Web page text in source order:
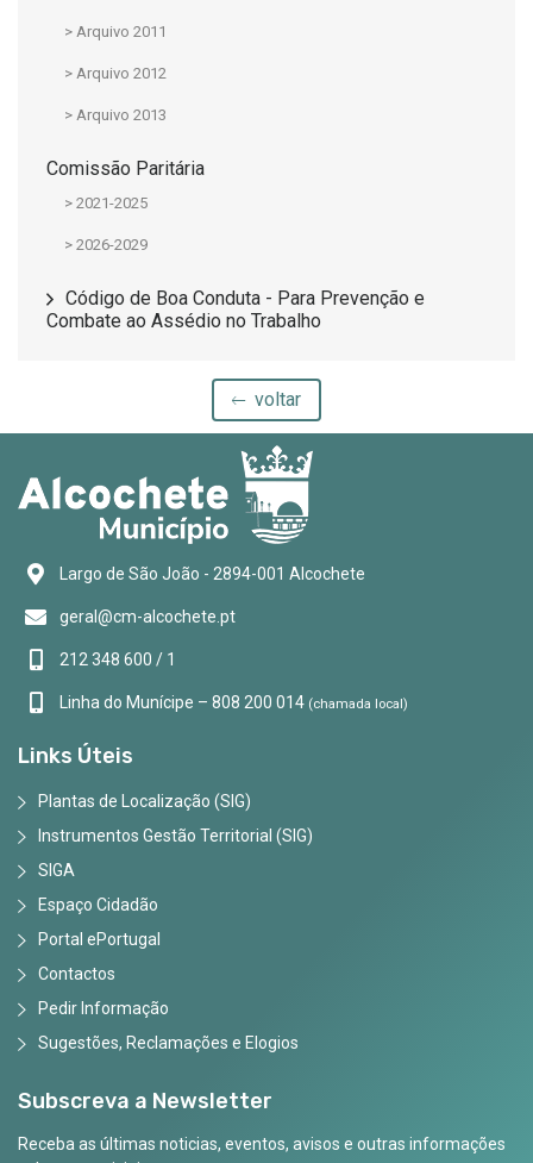
> Arquivo 2011
> Arquivo 2012
> Arquivo 2013
Comissão Paritária
> 2021-2025
> 2026-2029
Código de Boa Conduta - Para Prevenção e
Combate ao Assédio no Trabalho
voltar
Largo de São João - 2894-001 Alcochete
geral@cm-alcochete.pt
212 348 600 / 1
Linha do Munícipe – 808 200 014 (chamada local)
Links Úteis
Plantas de Localização (SIG)
Instrumentos Gestão Territorial (SIG)
SIGA
Espaço Cidadão
Portal ePortugal
Contactos
Pedir Informação
Sugestões, Reclamações e Elogios
Subscreva a Newsletter
Receba as últimas noticias, eventos, avisos e outras informações